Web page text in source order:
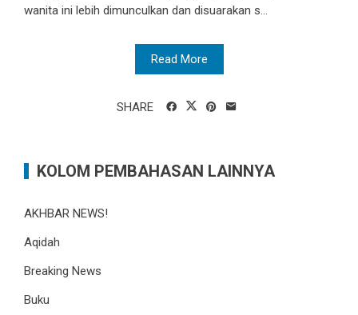
wanita ini lebih dimunculkan dan disuarakan s...
Read More
SHARE
KOLOM PEMBAHASAN LAINNYA
AKHBAR NEWS!
Aqidah
Breaking News
Buku